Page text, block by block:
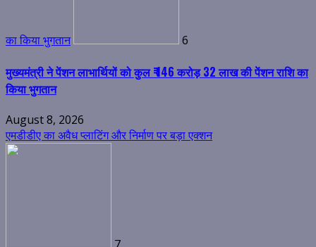
का किया भुगतान 6
मुख्यमंत्री ने पेंशन लाभार्थियों को कुल ₹ 146 करोड़ 32 लाख की पेंशन राशि का
किया भुगतान
August 8, 2026
एमडीडीए का अवैध प्लाटिंग और निर्माण पर बड़ा एक्शन